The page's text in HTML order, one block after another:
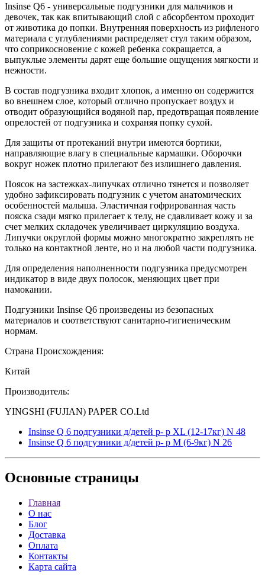
Insinse Q6 - универсальные подгузники для мальчиков и
девочек, так как впитывающий слой с абсорбентом проходит
от животика до попки. Внутренняя поверхность из рифленого
материала с углублениями распределяет стул таким образом,
что соприкосновение с кожей ребенка сокращается, а
выпуклые элементы дарят еще большие ощущения мягкости и
нежности.
В состав подгузника входит хлопок, а именно он содержится
во внешнем слое, который отлично пропускает воздух и
отводит образующийся водяной пар, предотвращая появление
опрелостей от подгузника и сохраняя попку сухой.
Для защиты от протеканий внутри имеются бортики,
направляющие влагу в специальные кармашки. Оборочки
вокруг ножек плотно прилегают без излишнего давления.
Поясок на застежках-липучках отлично тянется и позволяет
удобно зафиксировать подгузник с учетом анатомических
особенностей малыша. Эластичная гофрированная часть
пояска сзади мягко прилегает к телу, не сдавливает кожу и за
счет мелких складочек увеличивает циркуляцию воздуха.
Липучки округлой формы можно многократно закреплять не
только на контактной ленте, но и на любой части подгузника.
Для определения наполненности подгузника предусмотрен
индикатор в виде двух полосок, меняющих цвет при
намокании.
Подгузники Insinse Q6 произведены из безопасных
материалов и соответствуют санитарно-гигиеническим
нормам.
Страна Происхождения:
Китай
Производитель:
YINGSHI (FUJIAN) PAPER CO.Ltd
Insinse Q 6 подгузники д/детей р- р XL (12-17кг) N 48
Insinse Q 6 подгузники д/детей р- р М (6-9кг) N 26
Основные страницы
Главная
О нас
Блог
Доставка
Оплата
Контакты
Карта сайта